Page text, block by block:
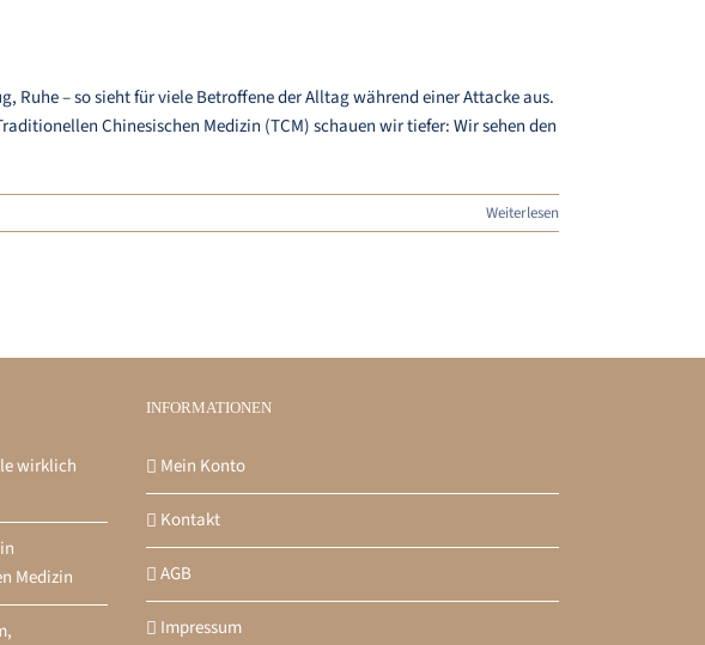
Ruhe – so sieht für viele Betroffene der Alltag während einer Attacke aus.
Chinesischen Medizin (TCM) schauen wir tiefer: Wir sehen den
Weiterlesen
wirklich
Medizin
INFORMATIONEN
Mein Konto
Kontakt
AGB
Impressum